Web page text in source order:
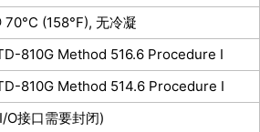
70°C (158°F), 无冷凝
810G Method 516.6 Procedure I
810G Method 514.6 Procedure I
O接口需要封闭)